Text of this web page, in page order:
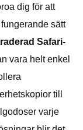
dig för att
sätt
Safari-
vara helt enkel
till
varje